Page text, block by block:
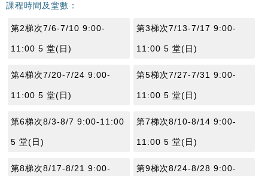
課程時間及堂數：
第2梯次7/6-7/10 9:00-
11:00 5 堂(日)
第3梯次7/13-7/17 9:00-
11:00 5 堂(日)
第4梯次7/20-7/24 9:00-
11:00 5 堂(日)
第5梯次7/27-7/31 9:00-
11:00 5 堂(日)
第6梯次8/3-8/7 9:00-11:00
5 堂(日)
第7梯次8/10-8/14 9:00-
11:00 5 堂(日)
第8梯次8/17-8/21 9:00- 第9梯次8/24-8/28 9:00-